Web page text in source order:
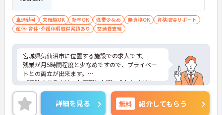
車通勤可 未経験OK 新卒OK 残業少なめ 無資格OK
資格取得サポート
産休･育休･介護休暇取得実績あり
交通費支給
宮城県気仙沼市に位置する施設での求人です。
残業が月5時間程度と少なめですので、プライベー
トとの両立が出来ます。
ご興味のある方は、お気軽にお問い合わせくださ
い。
詳細を見る 無料 紹介してもらう